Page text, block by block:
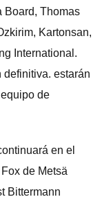
Board, Thomas
Kartonsan,
International.
definitiva. estarán
de
en el
de Metsä
Bittermann